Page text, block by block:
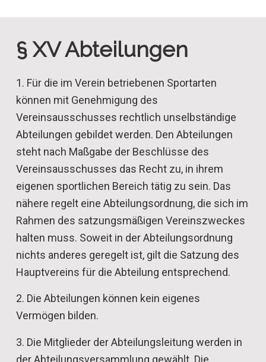
§ XV Abteilungen
1. Für die im Verein betriebenen Sportarten
können mit Genehmigung des
Vereinsausschusses rechtlich unselbständige
Abteilungen gebildet werden. Den Abteilungen
steht nach Maßgabe der Beschlüsse des
Vereinsausschusses das Recht zu, in ihrem
eigenen sportlichen Bereich tätig zu sein. Das
nähere regelt eine Abteilungsordnung, die sich im
Rahmen des satzungsmäßigen Vereinszweckes
halten muss. Soweit in der Abteilungsordnung
nichts anderes geregelt ist, gilt die Satzung des
Hauptvereins für die Abteilung entsprechend.
2. Die Abteilungen können kein eigenes
Vermögen bilden.
3. Die Mitglieder der Abteilungsleitung werden in
der Abteilungsversammlung gewählt. Die